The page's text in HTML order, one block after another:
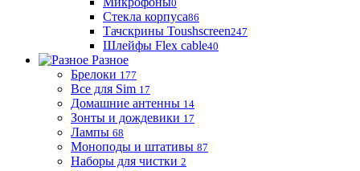
0
Стекла корпуса86
Тачскрины Toushscreen247
Шлейфы Flex cable40
Разное
Брелоки 177
Все для Sim 17
Домашние антенны 14
Зонты и дождевики 17
Лампы 68
Моноподы и штативы 87
Наборы для чистки 2